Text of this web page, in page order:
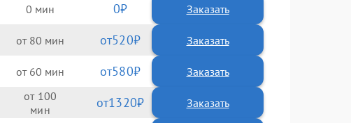
0 0 Заказать
80 520
60 580
100 1320